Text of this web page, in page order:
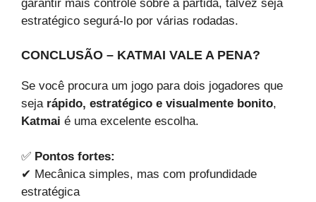
garantir mais controle sobre a partida, talvez seja
estratégico segurá-lo por várias rodadas.
CONCLUSÃO – KATMAI VALE A PENA?
Se você procura um jogo para dois jogadores que
seja rápido, estratégico e visualmente bonito,
Katmai é uma excelente escolha.
✅ Pontos fortes:
✔ Mecânica simples, mas com profundidade
estratégica